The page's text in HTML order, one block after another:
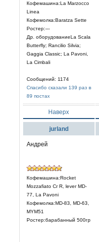
Кофемашина:La Marzocco
Linea
Кофемолка:Baratza Sette
Ростер:---
Др. оборудованиеLa Scala
Butterfly; Rancilio Silvia;
Gaggia Classic; La Pavoni,
La Cimbali
Сообщений: 1174
Спасибо сказали 139 раз в
89 постах
Наверх
jurland
Андрей
Кофемашина:Rocket
Mozzafiato Cr R, lever MD-
77, La Pavoni
Кофемолка:MD-83, MD-63,
MYM51
Ростер:барабанный 500гр